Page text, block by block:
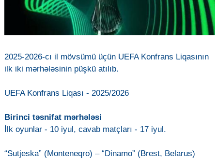
2025-2026-cı il mövsümü üçün UEFA Konfrans Liqasının
ilk iki mərhələsinin püşkü atılıb.
UEFA Konfrans Liqası - 2025/2026
Birinci təsnifat mərhələsi
İlk oyunlar - 10 iyul, cavab matçları - 17 iyul.
“Sutjeska” (Monteneqro) – “Dinamo” (Brest, Belarus)